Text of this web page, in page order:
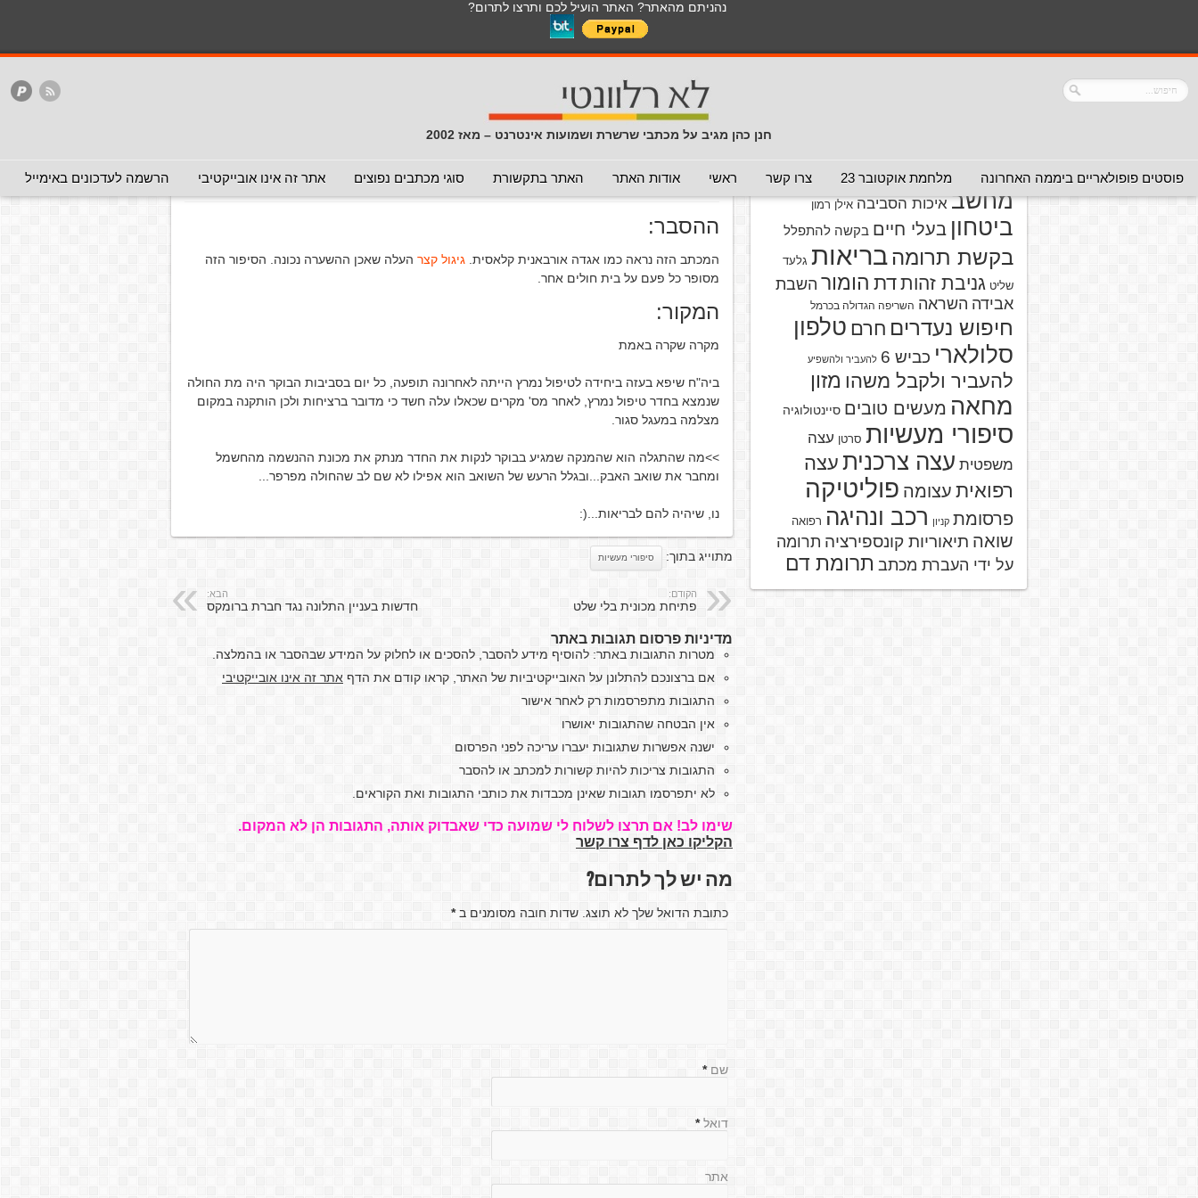
נהניתם מהאתר? האתר הועיל לכם ותרצו לתרום?
חנן כהן מגיב על מכתבי שרשרת ושמועות אינטרנט – מאז 2002
פוסטים פופולאריים ביממה האחרונה מלחמת אוקטובר 23 צרו קשר ראשי אודות האתר האתר בתקשורת סוגי מכתבים נפוצים אתר זה אינו אובייקטיבי הרשמה לעדכונים באימייל
לכל התכנים באתר בנושא נגיף הקורונה
כללי מכתב חוזר מכתבים נפוצים המלצה - לא להעביר המלצה - אפשר להעביר
המלצה - לכאן ולכאן
הנך כאן:דף הבית/המלצה - לא להעביר/סיפור אמיתי מעזה
ההסבר:
המכתב הזה נראה כמו אגדה אורבאנית קלאסית. גיגול קצר העלה שאכן ההשערה נכונה. הסיפור הזה
מסופר כל פעם על בית חולים אחר.
המקור:
מקרה שקרה באמת
ביה"ח שיפא בעזה ביחידה לטיפול נמרץ הייתה לאחרונה תופעה, כל יום בסביבות הבוקר היה מת החולה
שנמצא בחדר טיפול נמרץ, לאחר מס' מקרים שכאלו עלה חשד כי מדובר ברציחות ולכן הותקנה במקום
מצלמה במעגל סגור.
>>מה שהתגלה הוא שהמנקה שמגיע בבוקר לנקות את החדר מנתק את מכונת ההנשמה מהחשמל
ומחבר את שואב האבק...ובגלל הרעש של השואב הוא אפילו לא שם לב שהחולה מפרפר...
נו, שיהיה להם לבריאות...(:
מתוייג בתוך: סיפורי מעשיות
הקודם:
פתיחת מכונית בלי שלט
הבא:
חדשות בעניין התלונה נגד חברת ברומקס
מדיניות פרסום תגובות באתר
מטרות התגובות באתר: להוסיף מידע להסבר, להסכים או לחלוק על המידע שבהסבר או בהמלצה.
אם ברצונכם להתלונן על האובייקטיביות של האתר, קראו קודם את הדף אתר זה אינו אובייקטיבי
התגובות מתפרסמות רק לאחר אישור
אין הבטחה שהתגובות יאושרו
ישנה אפשרות שתגובות יעברו עריכה לפני הפרסום
התגובות צריכות להיות קשורות למכתב או להסבר
לא יתפרסמו תגובות שאינן מכבדות את כותבי התגובות ואת הקוראים.
שימו לב! אם תרצו לשלוח לי שמועה כדי שאבדוק אותה, התגובות הן לא המקום.
הקליקו כאן לדף צרו קשר
מה יש לך לתרום?
כתובת הדואל שלך לא תוצג. שדות חובה מסומנים ב*
שם *
דואל *
אתר
מפני מוצריםאזהרת וירוס
מחשב איכות הסביבה אילן רמון
ביטחון בעלי חיים בקשה להתפלל
בקשת תרומהבריאות גלעד
שליט גניבת זהותדת הומור השבת
אבידה השראה השריפה הגדולה בכרמל
חיפוש נעדרים חרם טלפון
סלולארי כביש 6 להעביר ולהשפיע
להעביר ולקבל משהו מזון
מחאה מעשים טובים סיינטולוגיה
סיפורי מעשיות סרטן עצה
משפטית עצה צרכנית עצה
רפואית עצומה פוליטיקה
פרסומת קניון רכב ונהיגה רפואה
שואה תיאוריות קונספירציה תרומה
על ידי העברת מכתב תרומת דם